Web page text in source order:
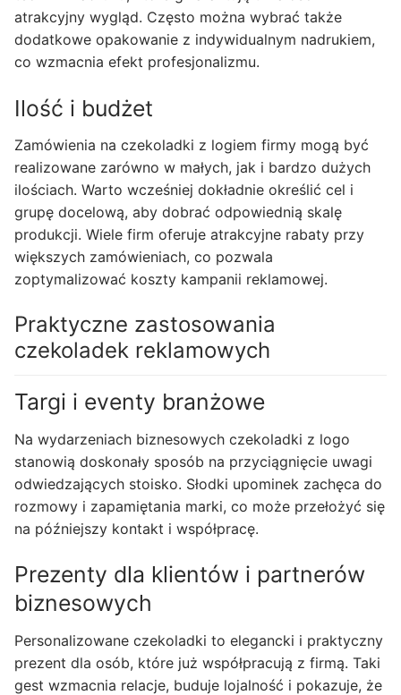
atrakcyjny wygląd. Często można wybrać także
dodatkowe opakowanie z indywidualnym nadrukiem,
co wzmacnia efekt profesjonalizmu.
Ilość i budżet
Zamówienia na czekoladki z logiem firmy mogą być
realizowane zarówno w małych, jak i bardzo dużych
ilościach. Warto wcześniej dokładnie określić cel i
grupę docelową, aby dobrać odpowiednią skalę
produkcji. Wiele firm oferuje atrakcyjne rabaty przy
większych zamówieniach, co pozwala
zoptymalizować koszty kampanii reklamowej.
Praktyczne zastosowania
czekoladek reklamowych
Targi i eventy branżowe
Na wydarzeniach biznesowych czekoladki z logo
stanowią doskonały sposób na przyciągnięcie uwagi
odwiedzających stoisko. Słodki upominek zachęca do
rozmowy i zapamiętania marki, co może przełożyć się
na późniejszy kontakt i współpracę.
Prezenty dla klientów i partnerów
biznesowych
Personalizowane czekoladki to elegancki i praktyczny
prezent dla osób, które już współpracują z firmą. Taki
gest wzmacnia relacje, buduje lojalność i pokazuje, że